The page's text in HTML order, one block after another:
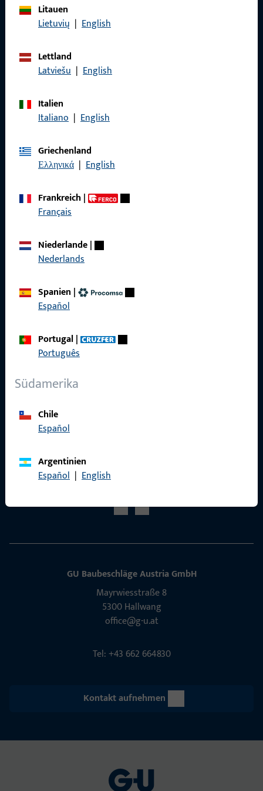
Litauen
Lietuvių | English
Lettland
Latviešu | English
Italien
Italiano | English
Griechenland
Ελληνικά | English
Frankreich|
Français
Niederlande|
Nederlands
Spanien |
Español
Portugal|
Português
Südamerika
Chile
Español
Argentinien
Español | English
Datenschutz
Über Uns
Kontakt
Social Media
GU Baubeschläge Aus­tria GmbH
Mayrwies­straße 8
5300 Hall­wang
office@g-u.at
Tel: +43 662 664830
Kontakt aufnehmen